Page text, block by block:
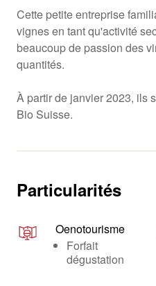
Cette petite entreprise
vignes en tant qu'activité
beaucoup de passion des
quantités.
À partir de janvier 2023, ils
Bio Suisse.
Particularités
Oenotourisme
Forfait
dégustation